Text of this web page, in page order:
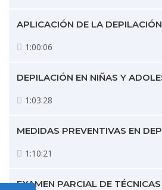
APLICACIÓN DE LA
1:00:06
DEPILACIÓN EN NIÑAS Y
1:03:28
MEDIDAS PREVENTIVAS EN
1:10:21
EXAMEN PARCIAL DE